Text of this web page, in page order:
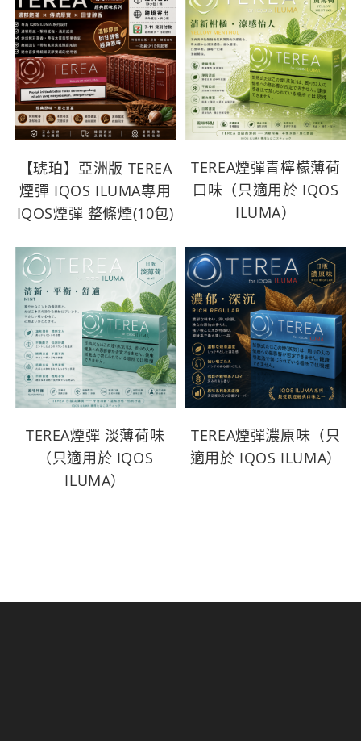
【琥珀】亞洲版 TEREA
煙彈 IQOS ILUMA專用
IQOS煙彈 整條煙(10包)
TEREA煙彈青檸檬薄荷
口味（只適用於 IQOS
ILUMA）
TEREA煙彈 淡薄荷味
（只適用於 IQOS
ILUMA）
TEREA煙彈濃原味（只
適用於 IQOS ILUMA）